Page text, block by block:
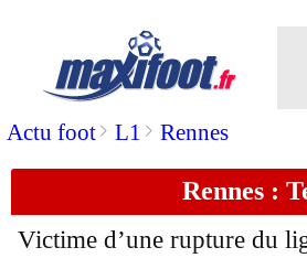
Actu foot> L1 > Rennes
Rennes :
Victime d’une rupture du
: Dortmund
23/09 Al Ettifaq: Lingard
23/09 OM: Anigo va